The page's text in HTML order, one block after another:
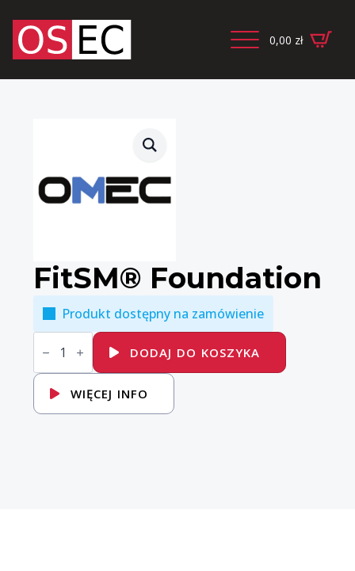
0,00 zł
FitSM® Foundation
Produkt dostępny na zamówienie
ilość
FitSM®
Foundation
DODAJ DO KOSZYKA
WIĘCEJ INFO